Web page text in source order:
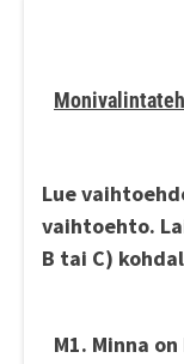
Lue
vaihtoehto.
B tai C)
M1. Minna